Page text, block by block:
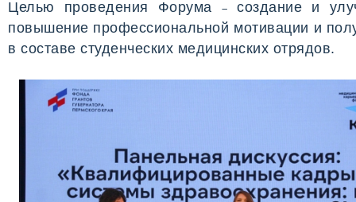
Целью проведения Форума
–
создание и
повышение профессиональной мотивации и
в составе студенческих медицинских отрядов.